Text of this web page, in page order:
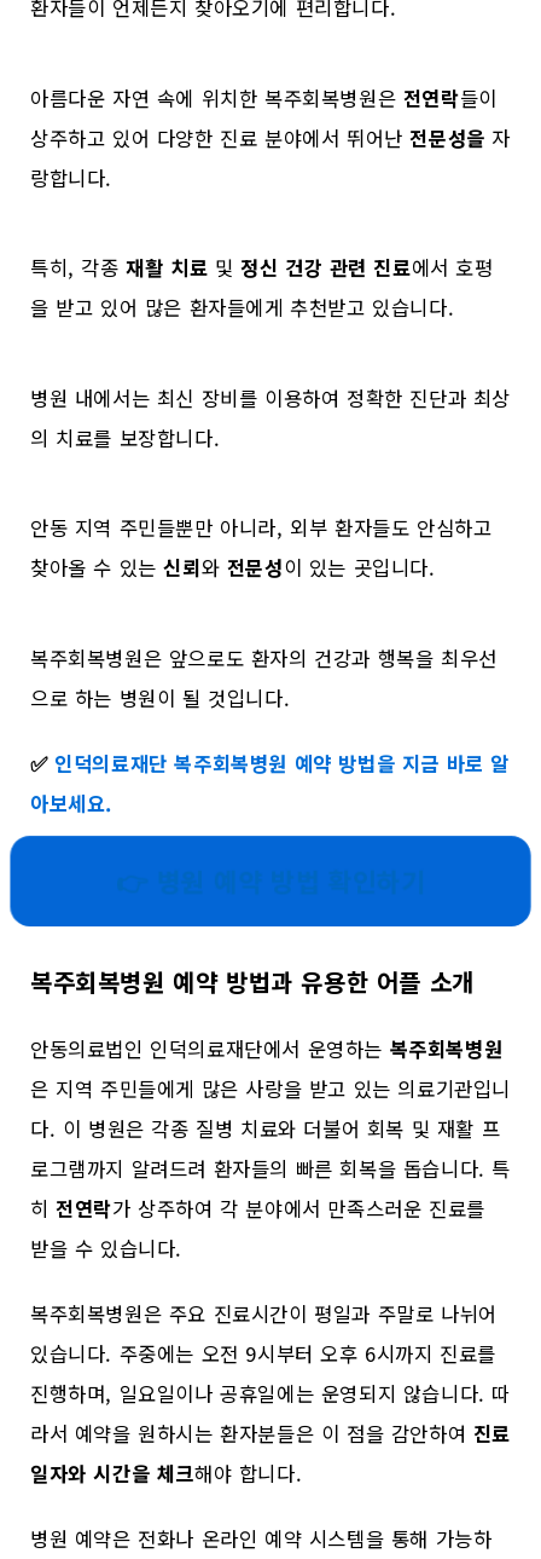
환자들이 언제든지 찾아오기에 편리합니다.
아름다운 자연 속에 위치한 복주회복병원은 전연락들이
상주하고 있어 다양한 진료 분야에서 뛰어난전문성을 자
랑합니다.
특히, 각종재활 치료 및정신 건강 관련 진료에서 호평
을 받고 있어 많은 환자들에게 추천받고 있습니다.
병원 내에서는 최신 장비를 이용하여 정확한 진단과 최상
의 치료를 보장합니다.
안동 지역 주민들뿐만 아니라, 외부 환자들도 안심하고
찾아올 수 있는신뢰와 전문성이 있는 곳입니다.
복주회복병원은 앞으로도 환자의 건강과 행복을 최우선
으로 하는 병원이 될 것입니다.
✅ 인덕의료재단 복주회복병원 예약 방법을 지금 바로 알
아보세요.
복주회복병원 예약 방법과 유용한 어플 소개
안동의료법인 인덕의료재단에서 운영하는 복주회복병원
은 지역 주민들에게 많은 사랑을 받고 있는 의료기관입니
다. 이 병원은 각종 질병 치료와 더불어 회복 및 재활 프
로그램까지 알려드려 환자들의 빠른 회복을 돕습니다. 특
히전연락가 상주하여 각 분야에서 만족스러운 진료를
받을 수 있습니다.
복주회복병원은 주요 진료시간이 평일과 주말로 나뉘어
있습니다. 주중에는 오전 9시부터 오후 6시까지 진료를
진행하며, 일요일이나 공휴일에는 운영되지 않습니다. 따
라서 예약을 원하시는 환자분들은 이 점을 감안하여 진료
일자와 시간을 체크해야 합니다.
병원 예약은 전화나 온라인 예약 시스템을 통해 가능하